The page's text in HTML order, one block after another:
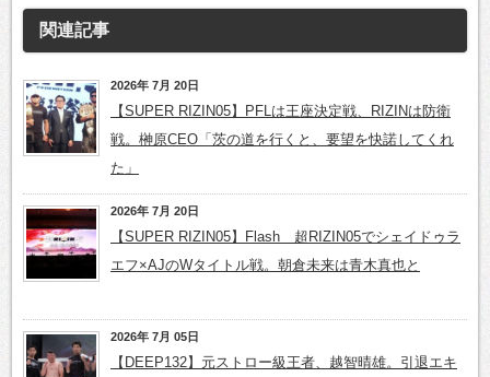
関連記事
2026年 7月 20日
【SUPER RIZIN05】PFLは王座決定戦、RIZINは防衛
戦。榊原CEO「茨の道を行くと、要望を快諾してくれ
た」
2026年 7月 20日
【SUPER RIZIN05】Flash 超RIZIN05でシェイドゥラ
エフ×AJのWタイトル戦。朝倉未来は青木真也と
2026年 7月 05日
【DEEP132】元ストロー級王者、越智晴雄。引退エキ